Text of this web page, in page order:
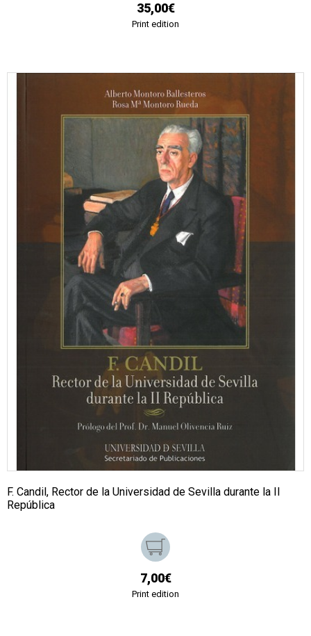
35,00€
Print edition
F. Candil, Rector de la Universidad de Sevilla durante la II
República
7,00€
Print edition